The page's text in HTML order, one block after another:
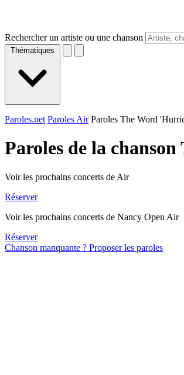
Rechercher un artiste ou une chanson
Thématiques
Paroles.net Paroles Air Paroles The Word
Paroles de la
Voir les prochains concerts de Air
Réserver
Voir les prochains concerts de Nancy Open Air
Réserver
Chanson manquante ? Proposer les paroles